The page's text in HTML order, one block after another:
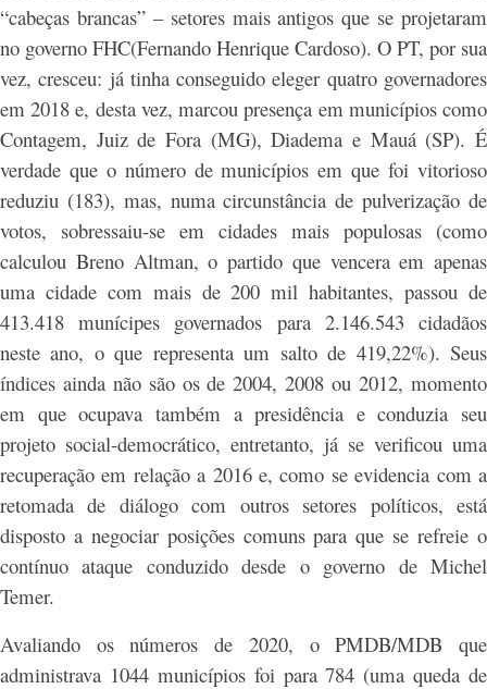
“cabeças brancas” – setores mais antigos que se projetaram
no governo FHC(Fernando Henrique Cardoso). O PT, por sua
vez, cresceu: já tinha conseguido eleger quatro governadores
em 2018 e, desta vez, marcou presença em municípios como
Contagem, Juiz de Fora (MG), Diadema e Mauá (SP). É
verdade que o número de municípios em que foi vitorioso
reduziu (183), mas, numa circunstância de pulverização de
votos, sobressaiu-se em cidades mais populosas (como
calculou Breno Altman, o partido que vencera em apenas
uma cidade com mais de 200 mil habitantes, passou de
413.418 munícipes governados para 2.146.543 cidadãos
neste ano, o que representa um salto de 419,22%). Seus
índices ainda não são os de 2004, 2008 ou 2012, momento
em que ocupava também a presidência e conduzia seu
projeto social-democrático, entretanto, já se verificou uma
recuperação em relação a 2016 e, como se evidencia com a
retomada de diálogo com outros setores políticos, está
disposto a negociar posições comuns para que se refreie o
contínuo ataque conduzido desde o governo de Michel
Temer.
Avaliando os números de 2020, o PMDB/MDB que
administrava 1044 municípios foi para 784 (uma queda de